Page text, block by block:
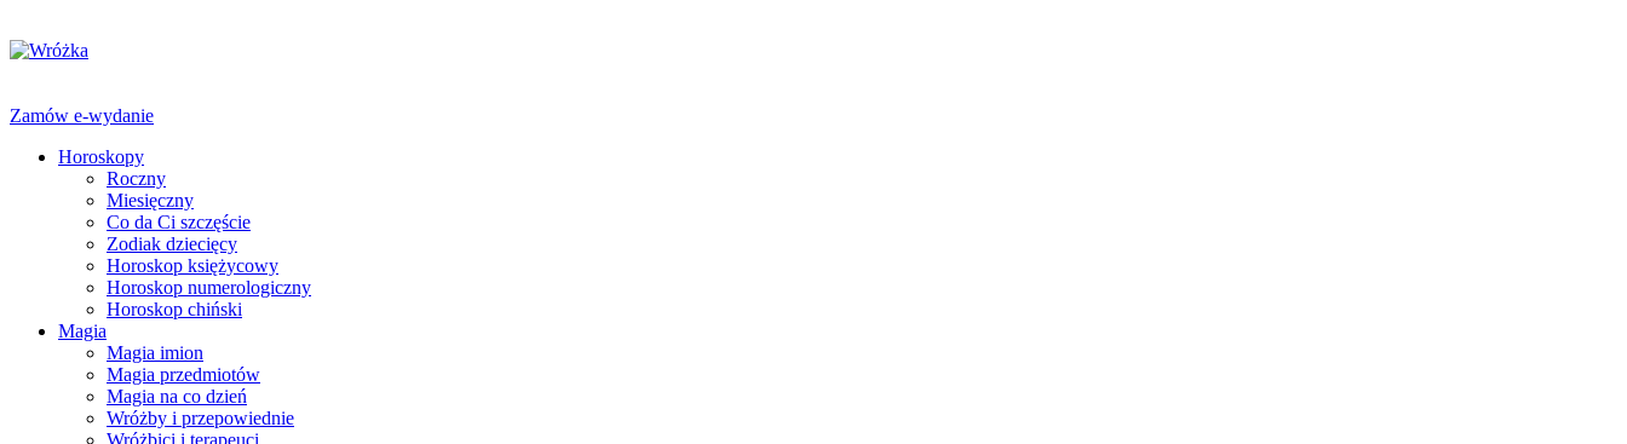
Zamów e-wydanie
Horoskopy
Roczny
Miesięczny
Co da Ci szczęście
Zodiak dziecięcy
Horoskop księżycowy
Horoskop numerologiczny
Horoskop chiński
Magia
Magia imion
Magia przedmiotów
Magia na co dzień
Wróżby i przepowiednie
Wróżbici i terapeuci